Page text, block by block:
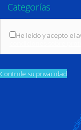
Categorías
He leído y acepto el
Controle su privacidad